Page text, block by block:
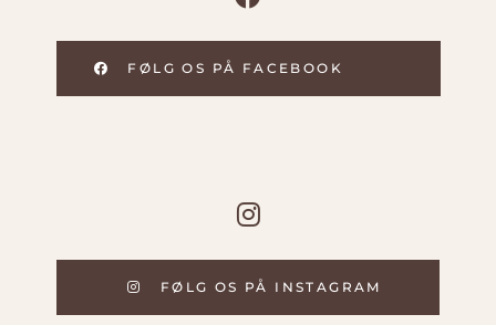
FØLG OS PÅ FACEBOOK
FØLG OS PÅ INSTAGRAM